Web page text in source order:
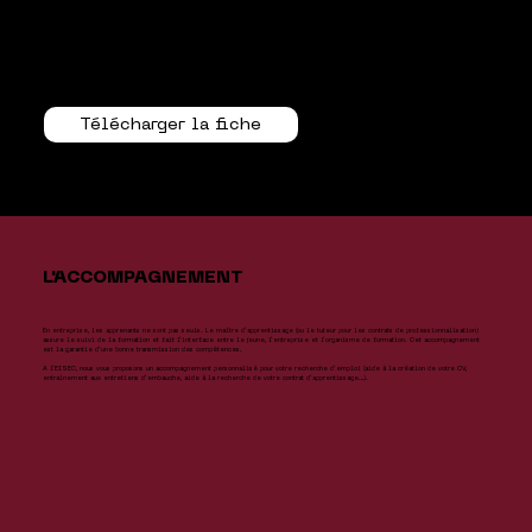
Télécharger la fiche
L'ACCOMPAGNEMENT
En entreprise, les apprenants ne sont pas seuls. Le maître d’apprentissage (ou le tuteur pour les contrats de professionnalisation)
assure le suivi de la formation et fait l’interface entre le jeune, l’entreprise et l’organisme de formation. Cet accompagnement
est la garantie d’une bonne transmission des compétences.
A l’EISEC, nous vous proposons un accompagnement personnalisé pour votre recherche d’emploi (aide à la création de votre CV,
entraînement aux entretiens d’embauche, aide à la recherche de votre contrat d’apprentissage…).